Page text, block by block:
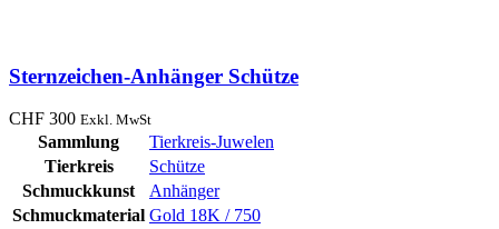
Sternzeichen-Anhänger Schütze
CHF 300 Exkl. MwSt
Sammlung
Tierkreis-Juwelen
Tierkreis
Schütze
Schmuckkunst
Anhänger
Schmuckmaterial Gold 18K / 750